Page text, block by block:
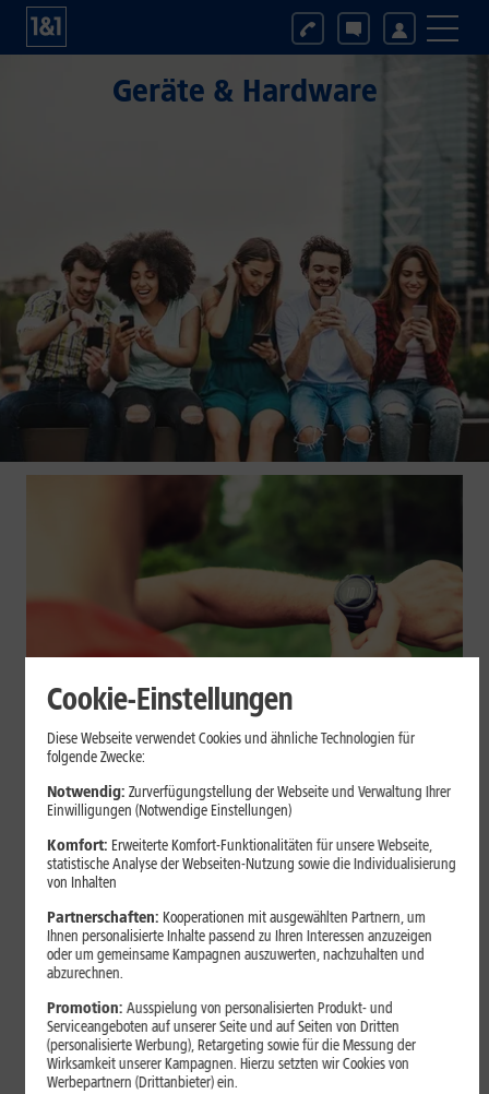
Geräte & Hardware
Geräte & Hardware
Smartwatch beim Sport: So
unterstützt sie Dein Training
Eine Smartwatch macht Belastung, Tempo und Trainingsablauf
sichtbar. Erfahre, wie Du Pulsmessung, Herzfrequenzzonen, GPS,
keine medizinische Beurteilung ersetzen.
Mehr erfahren
Cookie-Einstellungen
Diese Webseite verwendet Cookies und ähnliche Technologien für
folgende Zwecke:
Notwendig: Zurverfügungstellung der Webseite und Verwaltung Ihrer
Einwilligungen (Notwendige Einstellungen)
Komfort: Erweiterte Komfort-Funktionalitäten für unsere Webseite,
statistische Analyse der Webseiten-Nutzung sowie die Individualisierung
von Inhalten
Partnerschaften: Kooperationen mit ausgewählten Partnern, um
Ihnen personalisierte Inhalte passend zu Ihren Interessen anzuzeigen
oder um gemeinsame Kampagnen auszuwerten, nachzuhalten und
abzurechnen.
Promotion: Ausspielung von personalisierten Produkt- und
Serviceangeboten auf unserer Seite und auf Seiten von Dritten
(personalisierte Werbung), Retargeting sowie für die Messung der
Wirksamkeit unserer Kampagnen. Hierzu setzten wir Cookies von
Werbepartnern (Drittanbieter) ein.